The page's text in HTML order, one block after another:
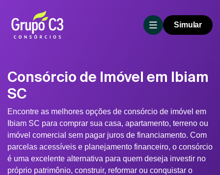
Simular
Consórcio de Imóvel em Ibiam
SC
Encontre as melhores opções de consórcio de imóvel em
Ibiam SC para comprar sua casa, apartamento, terreno ou
imóvel comercial sem pagar juros de financiamento. Com
parcelas acessíveis e planejamento financeiro, o consórcio
é uma excelente alternativa para quem deseja investir no
próprio patrimônio, construir, reformar ou conquistar o